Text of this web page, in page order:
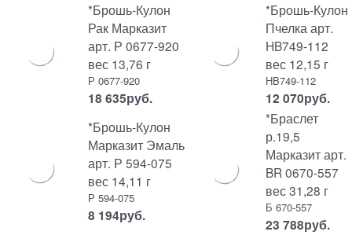
*Брошь-Кулон
Рак Марказит
арт. Р 0677-920
вес 13,76 г
Р 0677-920
18 635руб.
*Брошь-Кулон
Пчелка арт.
HB749-112
вес 12,15 г
HB749-112
12 070руб.
*Брошь-Кулон
Марказит Эмаль
арт. Р 594-075
вес 14,11 г
Р 594-075
8 194руб.
*Браслет
р.19,5
Марказит арт.
BR 0670-557
вес 31,28 г
Б 670-557
23 788руб.